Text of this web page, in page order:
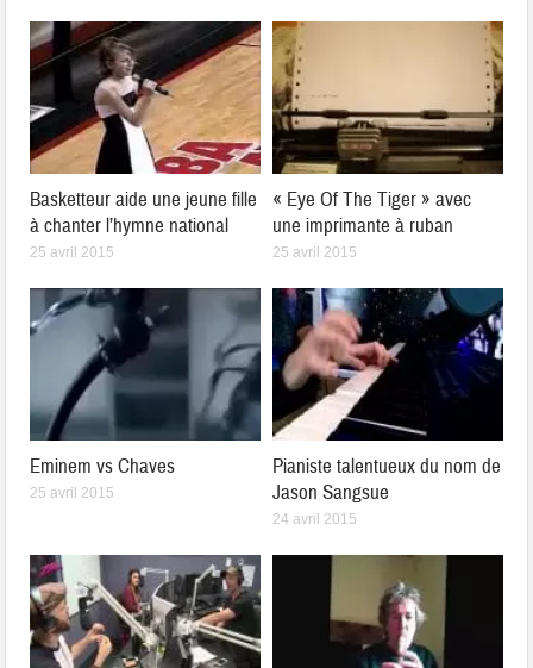
Basketteur aide une jeune fille
à chanter l’hymne national
25 avril 2015
« Eye Of The Tiger » avec
une imprimante à ruban
25 avril 2015
Eminem vs Chaves
25 avril 2015
Pianiste talentueux du nom de
Jason Sangsue
24 avril 2015